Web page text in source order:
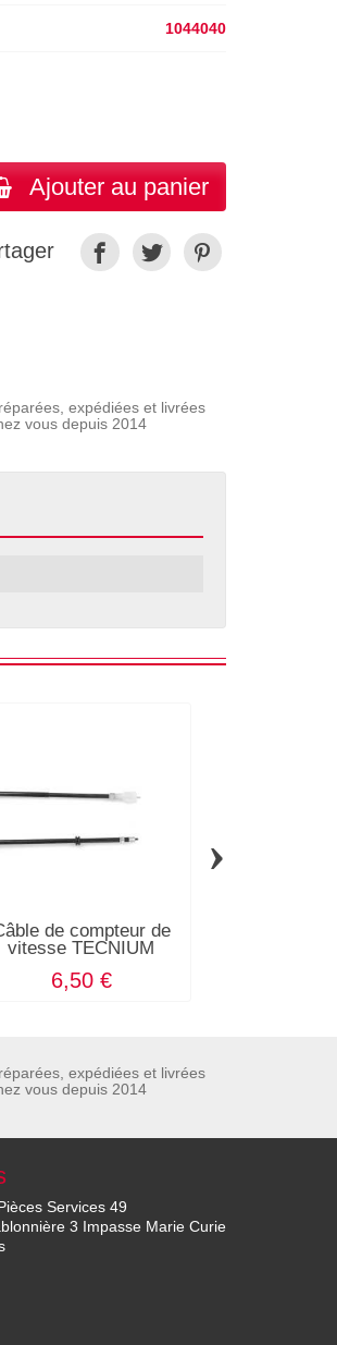
1044040
Ajouter au panier
expédiées et livrées
vous depuis 2014
de compteur de
vitesse TECNIUM
6,50 €
›
expédiées et livrées
vous depuis 2014
Services 49
3 Impasse Marie Curie